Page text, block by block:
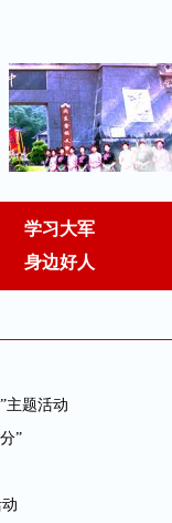
学习大军
身边好人
主题活动
”